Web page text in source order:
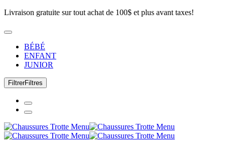
Livraison gratuite sur tout achat de 100$ et plus avant taxes!
BÉBÉ
ENFANT
JUNIOR
FiltrerFiltres